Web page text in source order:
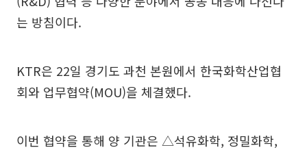
는 방침이다.
KTR은 22일 경기도 과천 본원에서 한국화학산업협
회와 업무협약(MOU)을 체결했다.
이번 협약을 통해 양 기관은 △석유화학, 정밀화학,